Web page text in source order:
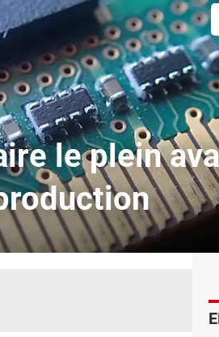
le plein